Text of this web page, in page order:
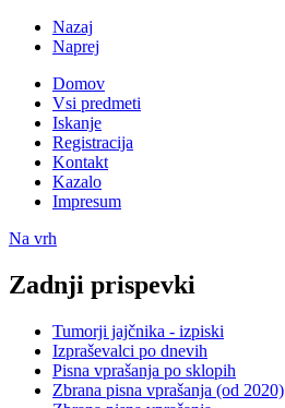
Nazaj
Naprej
Domov
Vsi predmeti
Iskanje
Registracija
Kontakt
Kazalo
Impresum
Na vrh
Zadnji prispevki
Tumorji jajčnika - izpiski
Izpraševalci po dnevih
Pisna vprašanja po sklopih
Zbrana pisna vprašanja (od 2020)